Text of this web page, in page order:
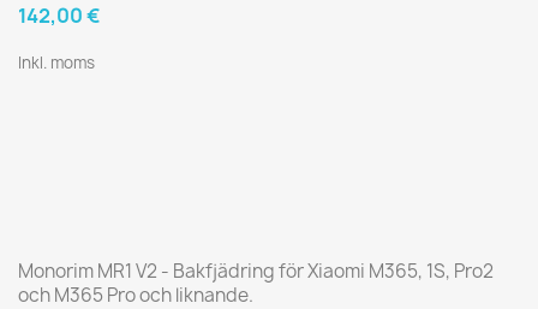
142,00 €
Inkl. moms
Monorim MR1 V2 - Bakfjädring för Xiaomi M365, 1S, Pro2
och M365 Pro och liknande.